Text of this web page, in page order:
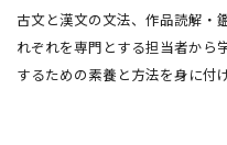
古文と漢文の文法、作品読解・
れぞれを専門とする担当者から
するための素養と方法を身に付け